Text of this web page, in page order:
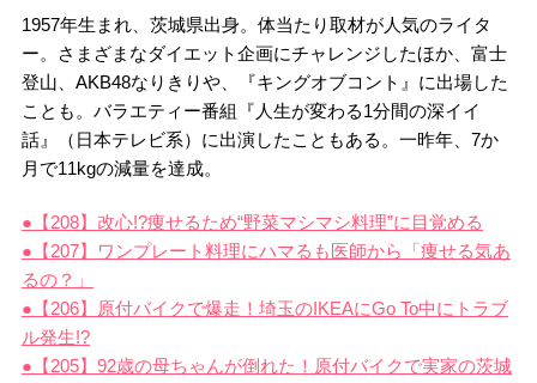
1957年生まれ、茨城県出身。体当たり取材が人気のライタ
ー。さまざまなダイエット企画にチャレンジしたほか、富士
登山、AKB48なりきりや、『キングオブコント』に出場した
ことも。バラエティー番組『人生が変わる1分間の深イイ
話』（日本テレビ系）に出演したこともある。一昨年、7か
月で11kgの減量を達成。
●【208】改心!?痩せるため“野菜マシマシ料理”に目覚める
●【207】ワンプレート料理にハマるも医師から「痩せる気あ
るの？」
●【206】原付バイクで爆走！埼玉のIKEAにGo To中にトラブ
ル発生!?
●【205】92歳の母ちゃんが倒れた！原付バイクで実家の茨城